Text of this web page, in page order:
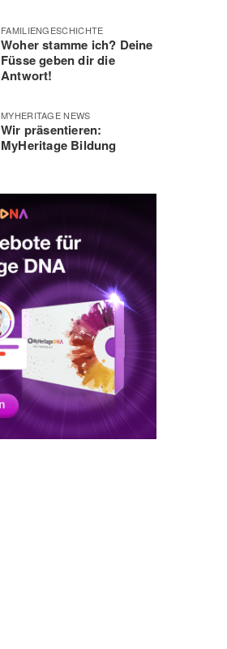
FAMILIENGESCHICHTE
Woher stamme ich? Deine
Füsse geben dir die
Antwort!
MYHERITAGE NEWS
Wir präsentieren:
MyHeritage Bildung